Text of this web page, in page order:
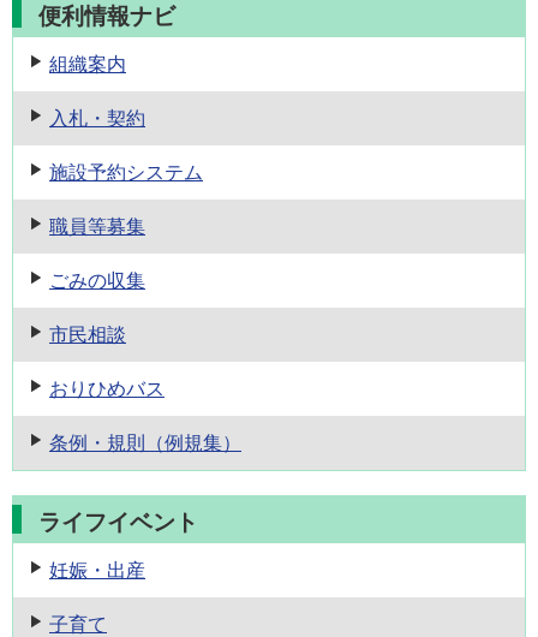
便利情報ナビ
組織案内
入札・契約
施設予約システム
職員等募集
ごみの収集
市民相談
おりひめバス
条例・規則 （例規集）
ライフイベント
妊娠・出産
子育て